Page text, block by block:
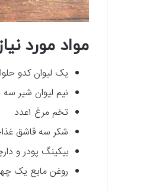
مواد مورد
یک لیوان کدو
نیم لیوان شیر سه
تخم مرغ ۱عدد
شکر سه قاشق
بیکینگ پودر و
روغن مایع یک